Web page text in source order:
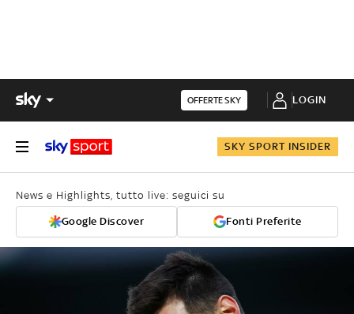
OFFERTE SKY LOGIN
SKY SPORT INSIDER
News e Highlights, tutto live: seguici su
Google Discover Fonti Preferite